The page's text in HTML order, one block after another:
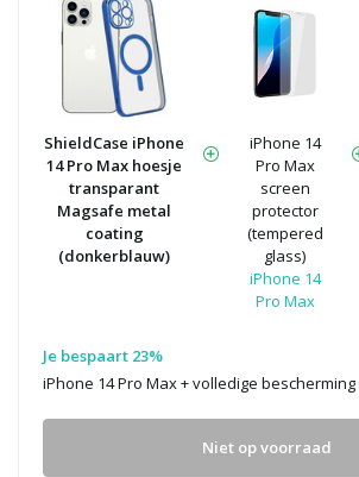
ShieldCase iPhone
14 Pro Max hoesje
transparant
Magsafe metal
coating
(donkerblauw)
iPhone 14
Pro Max
screen
protector
(tempered
glass)
iPhone 14
Pro Max
Je bespaart 23%
iPhone 14 Pro Max + volledige bescherming
Niet op voorraad